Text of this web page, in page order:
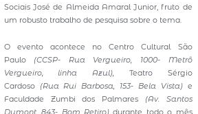
Sociais José de Almeida Amaral Junior, fruto de
um robusto trabalho de pesquisa sobre o tema.
O evento acontece no Centro Cultural São
Paulo (CCSP- Rua Vergueiro, 1000- Metrô
Vergueiro, linha Azul), Teatro Sérgio
Cardoso (Rua Rui Barbosa, 153- Bela Vista)e
Faculdade Zumbi dos Palmares (Av. Santos